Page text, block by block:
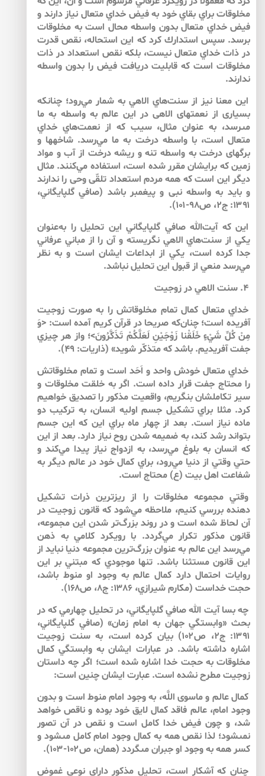
مخلوقات براي بقاي خود به فيض خداي متعال نياز دارند و
فيض خداي متعال بدون واسطه محال است به مخلوقات
برسد. سپس استدارك كرد كه اين استحاله، نقص قدرت
در ذات خداي متعال نيست، بلكه نقص استعداد در ذات
مخلوقات است كه قابليت دريافت فيض را بدون واسطه
ندارند.
اين معنا نيز از سنت‌هاي الاهي به شمار مي‌رود؛ چنان‏كه
بسيارى از نعمت‏هاى الاهى در اين عالم به واسطه به ما
مى‏رسد، به عنوان مثال، سيب كه از نعمت‌هاي خداي
متعال است، با واسطه درخت به ما مي‌رسد. شاخه‏ها و
برگ‏هاى درخت به واسطه تنه و ريشه درخت از آب و مواد
زمين كه برايشان مقرر شده است، استفاده مي‌كنند. مثال
ديگر اين است كه همه مردم استعداد تلقّى وحى را ندارند
و بايد به واسطه نبى و پيغمبر باشد (صافي گلپايگاني،
۱۳۹۱: ج۲، ص۹۸-۱۰۱).
اين كه آيت‌الله صافي گلپايگاني اين تحليل را به‌‌عنوان
يكي از سنت‌هاي الاهي نگريسته و آن را از مباني عرفاني
جدا كرده است، يكي از ابداعات ايشان است و به نظر
مي‌رسد منعي از قبول اين تحليل نباشد.
۴. سنت الاهي در زوجيت
خداي متعال كمال تمام مخلوقاتش را به صورت زوجيت
آفريده است؛ چنان‌كه صريحا در قرآن كريم آمده است: <وَ
مِنْ كُلِّ شَيْءٍ خَلَقْنا زَوْجَيْنِ لَعَلَّكُمْ تَذَكَّرُونَ>؛ واز هر چيزي
جفت آفريديم. باشد كه متذكّر شويد» (ذاريات: ۴۹).
خداي متعال خودش واحد و اَحَد است و تمام مخلوقاتش
را محتاج جفت قرار داده است. اگر به خلقت مخلوقات و
سير تكاملشان بنگريم، واقعيت مذكور را تصديق خواهيم
كرد. مثلا براي تشكيل جسم اوليه انسان، به تركيب دو
ماده نياز است. بعد از چهار ماه براي اين كه اين جسم
بتواند رشد كند، به ضميمه شدن روح نياز دارد. بعد از اين
كه انسان به بلوغ مي‌رسد، به ازدواج نياز پيدا مي‌كند و
حتي وقتي از دنيا مي‌رود، براي كمال خود در عالم ديگر به
شفاعت اهل بيت (ع) محتاج است.
وقتي مجموعه مخلوقات را از ريزترين ذرات تشكيل
دهنده بررسي كنيم، ملاحظه مي‌شود كه قانون زوجيت در
آن لحاظ شده است و در روند بزرگ‌تر شدن اين مجموعه،
قانون مذكور تكرار مي‌گردد. با رويكرد كلامي به ذهن
مي‌رسد اين عالم به عنوان بزرگ‌‌ترين مجموعه دنيا نبايد از
اين قانون مستثنا باشد. تنها موجودي كه مبتني بر اين
روايات احتمال دارد كمال عالم به وجود او منوط باشد،
حجت خداست (مكارم شيرازي، ۱۳۸۶: ج۸، ص۱۶۸).
چه بسا آيت الله صافي گلپايگاني، در تحليل چهارمي كه در
بحث «وابستگي جهان به امام زمان» (صافي گلپايگاني،
۱۳۹۱: ج۲، ص۱۰۲) بيان كرده است، به سنت زوجيت
اشاره داشته باشد. در عبارات ايشان به وابستگي كمال
مخلوقات به حجت خدا اشاره شده است؛ اگر چه داستان
زوجيت مطرح نشده است. عبارت ايشان چنين است:
كمال عالم و ماسوى اللَّه، به وجود امام منوط است و بدون
وجود امام، عالم فاقد كمال لايق خود بوده و ناقص خواهد
شد، و چون فيض خدا كامل است و نقص در آن تصور
نمى‏شود؛ لذا نقص همه به كمال وجود امام كامل مى‏شود و
كسر همه به وجود او جبران مى‏گردد (همان، ص۱۰۲-۱۰۳).
چنان كه آشكار است، تحليل مذكور داراي نوعي غموض